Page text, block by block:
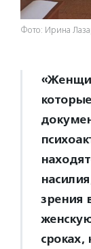
Фото: Ирина
зрения
сроках,